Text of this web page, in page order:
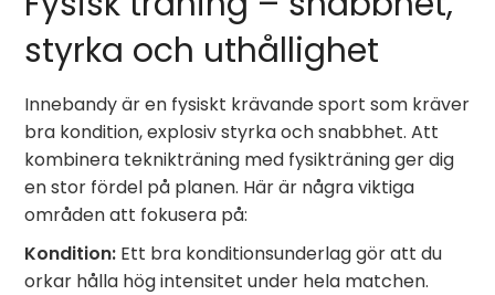
styrka och uthållighet
Innebandy är en fysiskt krävande sport som kräver
bra kondition, explosiv styrka och snabbhet. Att
kombinera teknikträning med fysikträning ger dig
en stor fördel på planen. Här är några viktiga
områden att fokusera på:
Kondition: Ett bra konditionsunderlag gör att du
orkar hålla hög intensitet under hela matchen.